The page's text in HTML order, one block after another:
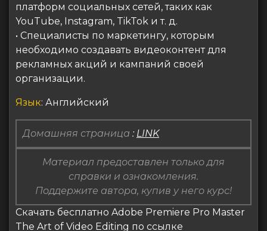
платформ социальных сетей, таких как
YouTube, Instagram, TikTok и т. д.
• Специалисты по маркетингу, которым
необходимо создавать видеоконтент для
рекламных акций и кампаний своей
организации.
Язык: Английский
Домашняя страница : LINK
Материал предоставлен только для
справки и ознакомления.
Поддержите автора, купив у него курс!
Скачать бесплатно Adobe Premiere Pro Master
The Art of Video Editing по ссылке